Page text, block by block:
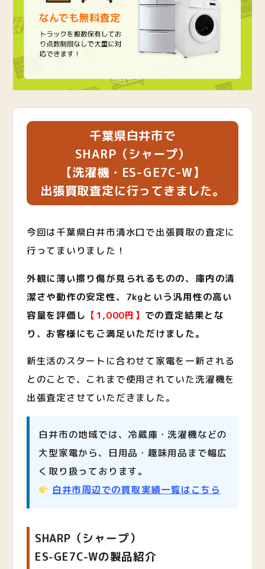
千葉県白井市で
SHARP（シャープ）
【洗濯機・ES-GE7C-W】
出張買取査定に行ってきました。
今回は千葉県白井市清水口で出張買取の査定に
行ってまいりました！
外観に薄い擦り傷が見られるものの、庫内の清
潔さや動作の安定性、7kgという汎用性の高い
容量を評価し 【1,000円】 での査定結果とな
り、お客様にもご満足いただけました。
新生活のスタートに合わせて家電を一新される
とのことで、これまで使用されていた洗濯機を
出張査定させていただきました。
白井市の地域では、冷蔵庫・洗濯機などの
大型家電から、日用品・趣味用品まで幅広
く取り扱っております。
白井市周辺での買取実績一覧はこちら
SHARP（シャープ）
ES-GE7C-Wの製品紹介